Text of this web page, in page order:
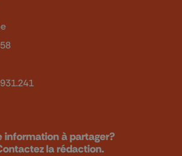
information à partager?
la rédaction.